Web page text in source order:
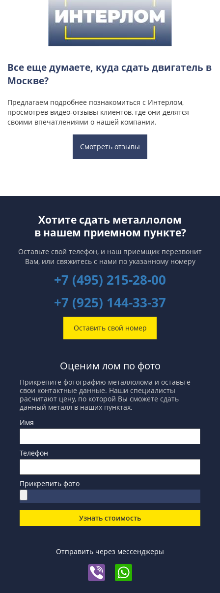
Все еще думаете, куда сдать двигатель в
Москве?
Предлагаем подробнее познакомиться с Интерлом,
просмотрев видео-отзывы клиентов, где они делятся
своими впечатлениями о нашей компании.
Смотреть отзывы
Хотите сдать металлолом
в нашем приемном пункте?
Оставьте свой телефон, и наш приемщик перезвонит
Вам, или свяжитесь с нами по указанному номеру
+7 (495) 215-28-00
+7 (925) 144-33-37
Оставить свой номер
Оценим лом по фото
Прикрепите фотографию металлолома и оставьте
свои контактные данные. Наши специалисты
расчитают цену, по которой Вы сможете сдать
данный металл в наших пунктах.
Имя
Телефон
Прикрепить фото
Узнать стоимость
Отправить через мессенджеры